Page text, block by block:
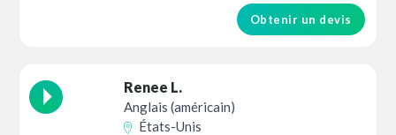
Obtenir un devis
Renee L.
Anglais (américain)
États-Unis